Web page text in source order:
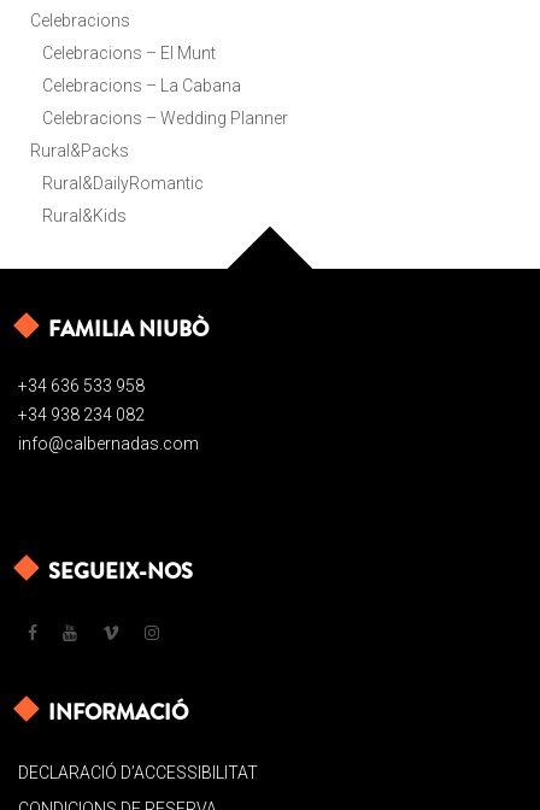
Celebracions
Celebracions – El Munt
Celebracions – La Cabana
Celebracions – Wedding Planner
Rural&Packs
Rural&DailyRomantic
Rural&Kids
FAMILIA NIUBÒ
+34 636 533 958
+34 938 234 082
info@calbernadas.com
SEGUEIX-NOS
INFORMACIÓ
DECLARACIÓ D’ACCESSIBILITAT